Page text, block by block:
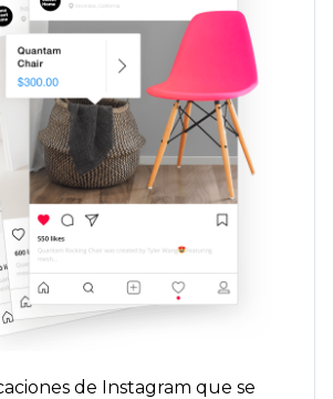
de Instagram que se